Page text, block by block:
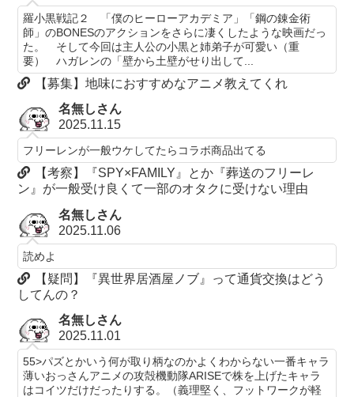
羅小黒戦記２ 「僕のヒーローアカデミア」「鋼の錬金術
師」のBONESのアクションをさらに凄くしたような映画だっ
た。 そして今回は主人公の小黒と姉弟子が可愛い（重
要） ハガレンの「壁から土壁がせり出して...
【募集】地味におすすめなアニメ教えてくれ
名無しさん
2025.11.15
フリーレンが一般ウケしてたらコラボ商品出てる
【考察】『SPY×FAMILY』とか『葬送のフリーレ
ン』が一般受け良くて一部のオタクに受けない理由
名無しさん
2025.11.06
読めよ
【疑問】『異世界居酒屋ノブ』って通貨交換はどう
してんの？
名無しさん
2025.11.01
55>パズとかいう何が取り柄なのかよくわからない一番キャラ
薄いおっさんアニメの攻殻機動隊ARISEで株を上げたキャラ
はコイツだけだったりする。（義理堅く、フットワークが軽